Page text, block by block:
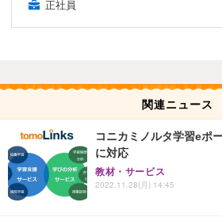
正社員
関連ニュース
コニカミノルタ学習eポ
に対応
教材・サービス
2022.11.28(月) 14:45